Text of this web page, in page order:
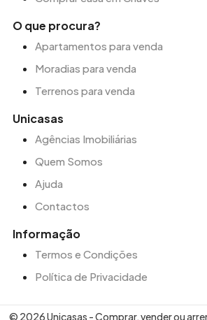
O que procura?
Apartamentos para venda
Moradias para venda
Terrenos para venda
Unicasas
Agências Imobiliárias
Quem Somos
Ajuda
Contactos
Informação
Termos e Condições
Política de Privacidade
© 2026 Unicasas - Comprar, vender ou